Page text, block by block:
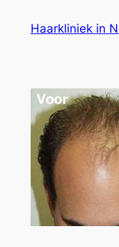
Haarkliniek in